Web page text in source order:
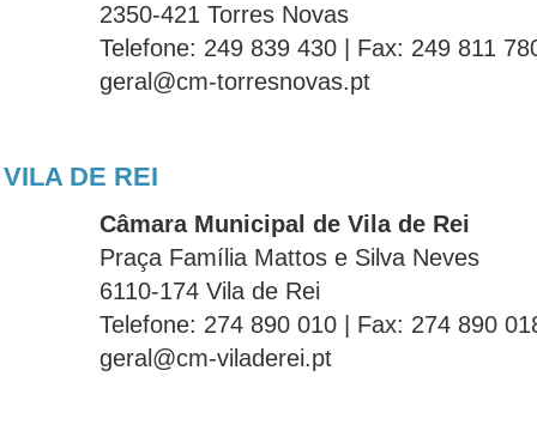
2350-421 Torres Novas
Telefone: 249 839 430 | Fax: 249 811
geral@cm-torresnovas.pt
VILA DE REI
Câmara Municipal de Vila de Rei
Praça Família Mattos e Silva Neves
6110-174 Vila de Rei
Telefone: 274 890 010 | Fax: 274 890
geral@cm-viladerei.pt